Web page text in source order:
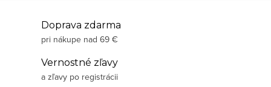
Doprava zdarma
pri nákupe nad 69 €
Vernostné zľavy
a zľavy po registrácii